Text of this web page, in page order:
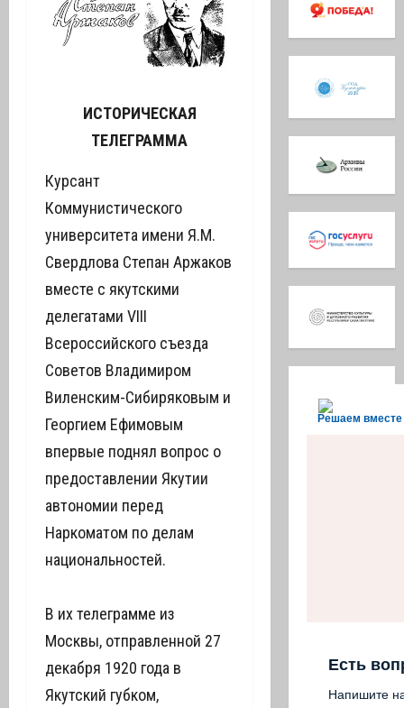
ИСТОРИЧЕСКАЯ
ТЕЛЕГРАММА
Курсант
Коммунистического
университета имени Я.М.
Свердлова Степан Аржаков
вместе с якутскими
делегатами VIII
Всероссийского съезда
Советов Владимиром
Виленским-Сибиряковым и
Георгием Ефимовым
впервые поднял вопрос о
предоставлении Якутии
автономии перед
Наркоматом по делам
национальностей.
В их телеграмме из
Москвы, отправленной 27
декабря 1920 года в
Якутский губком,
Решаем вместе
Есть
Напишите